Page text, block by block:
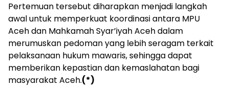
Pertemuan tersebut diharapkan menjadi langkah
awal untuk memperkuat koordinasi antara MPU
Aceh dan Mahkamah Syar’iyah Aceh dalam
merumuskan pedoman yang lebih seragam terkait
pelaksanaan hukum mawaris, sehingga dapat
memberikan kepastian dan kemaslahatan bagi
masyarakat Aceh.(*)